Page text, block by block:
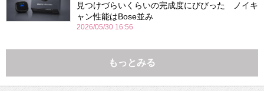
見つけづらいくらいの完成度にびびった ノイキ
ャン性能はBose並み
2026/05/30 16:56
もっとみる